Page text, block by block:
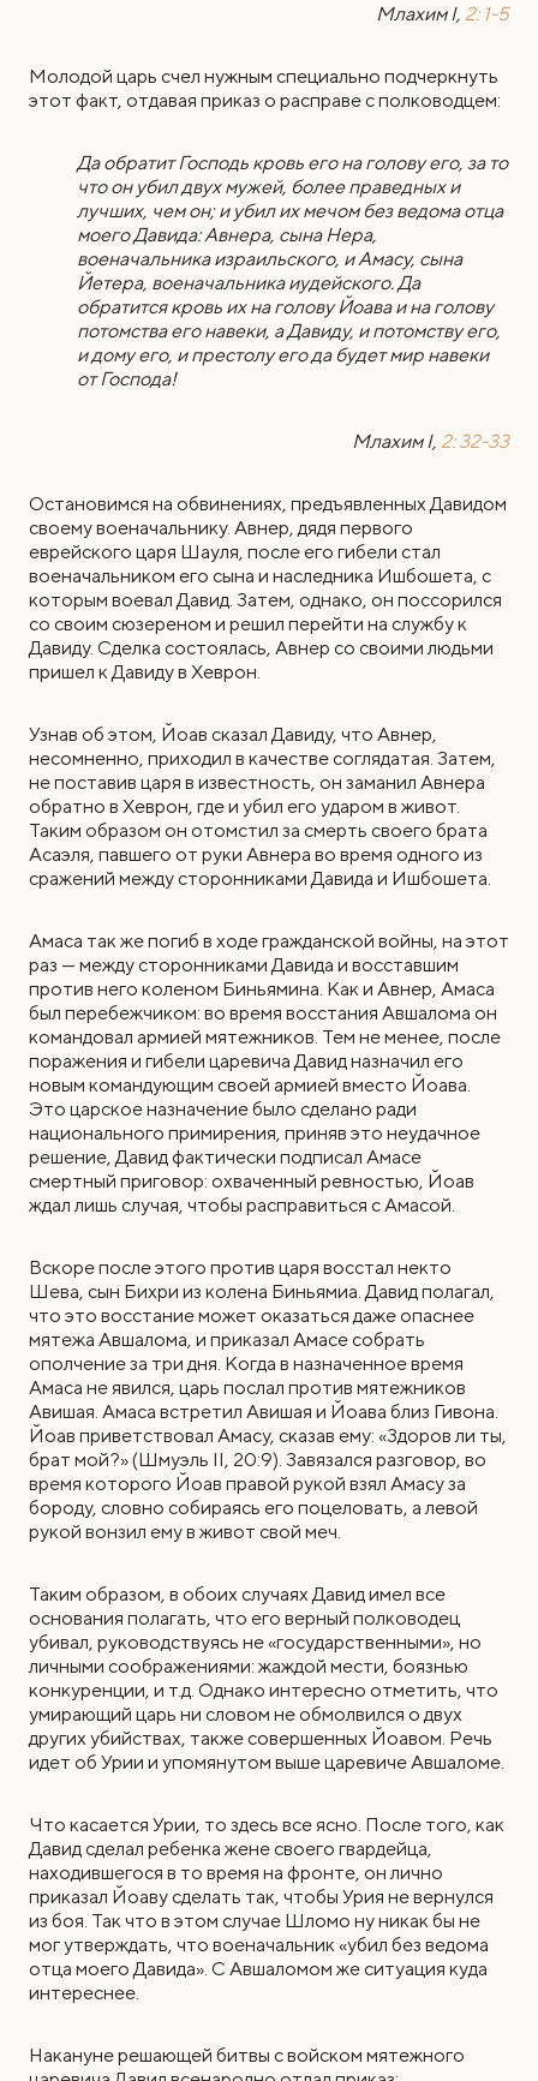
Млахим I, 2: 1-5
Молодой царь счел нужным специально подчеркнуть
этот факт, отдавая приказ о расправе с полководцем:
Да обратит Господь кровь его на голову его, за то
что он убил двух мужей, более праведных и
лучших, чем он; и убил их мечом без ведома отца
моего Давида: Авнера, сына Нера,
военачальника израильского, и Амасу, сына
Йетера, военачальника иудейского. Да
обратится кровь их на голову Йоава и на голову
потомства его навеки, а Давиду, и потомству его,
и дому его, и престолу его да будет мир навеки
от Господа!
Млахим I, 2: 32-33
Остановимся на обвинениях, предъявленных Давидом
своему военачальнику. Авнер, дядя первого
еврейского царя Шауля, после его гибели стал
военачальником его сына и наследника Ишбошета, с
которым воевал Давид. Затем, однако, он поссорился
со своим сюзереном и решил перейти на службу к
Давиду. Сделка состоялась, Авнер со своими людьми
пришел к Давиду в Хеврон.
Узнав об этом, Йоав сказал Давиду, что Авнер,
несомненно, приходил в качестве соглядатая. Затем,
не поставив царя в известность, он заманил Авнера
обратно в Хеврон, где и убил его ударом в живот.
Таким образом он отомстил за смерть своего брата
Асаэля, павшего от руки Авнера во время одного из
сражений между сторонниками Давида и Ишбошета.
Амаса так же погиб в ходе гражданской войны, на этот
раз — между сторонниками Давида и восставшим
против него коленом Биньямина. Как и Авнер, Амаса
был перебежчиком: во время восстания Авшалома он
командовал армией мятежников. Тем не менее, после
поражения и гибели царевича Давид назначил его
новым командующим своей армией вместо Йоава.
Это царское назначение было сделано ради
национального примирения, приняв это неудачное
решение, Давид фактически подписал Амасе
смертный приговор: охваченный ревностью, Йоав
ждал лишь случая, чтобы расправиться с Амасой.
Вскоре после этого против царя восстал некто
Шева, сын Бихри из колена Биньямиа. Давид полагал,
что это восстание может оказаться даже опаснее
мятежа Авшалома, и приказал Амасе собрать
ополчение за три дня. Когда в назначенное время
Амаса не явился, царь послал против мятежников
Авишая. Амаса встретил Авишая и Йоава близ Гивона.
Йоав приветствовал Амасу, сказав ему: «Здоров ли ты,
брат мой?» (Шмуэль II, 20:9). Завязался разговор, во
время которого Йоав правой рукой взял Амасу за
бороду, словно собираясь его поцеловать, а левой
рукой вонзил ему в живот свой меч.
Таким образом, в обоих случаях Давид имел все
основания полагать, что его верный полководец
убивал, руководствуясь не «государственными», но
личными соображениями: жаждой мести, боязнью
конкуренции, и т.д. Однако интересно отметить, что
умирающий царь ни словом не обмолвился о двух
других убийствах, также совершенных Йоавом. Речь
идет об Урии и упомянутом выше царевиче Авшаломе.
Что касается Урии, то здесь все ясно. После того, как
Давид сделал ребенка жене своего гвардейца,
находившегося в то время на фронте, он лично
приказал Йоаву сделать так, чтобы Урия не вернулся
из боя. Так что в этом случае Шломо ну никак бы не
мог утверждать, что военачальник «убил без ведома
отца моего Давида». С Авшаломом же ситуация куда
интереснее.
Накануне решающей битвы с войском мятежного